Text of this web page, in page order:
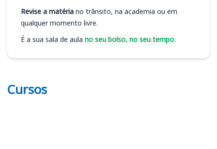
Revise a matéria no trânsito, na academia ou em
qualquer momento livre.
É a sua sala de aula no seu bolso, no seu tempo.
Cursos